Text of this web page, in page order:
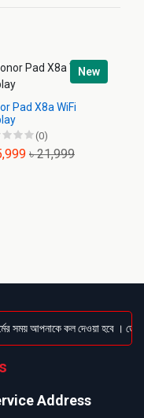
New
Pad X8a WiFi
(0)
৳ 21,999
সময় আপনাকে কল দেওয়া হবে ।
Address